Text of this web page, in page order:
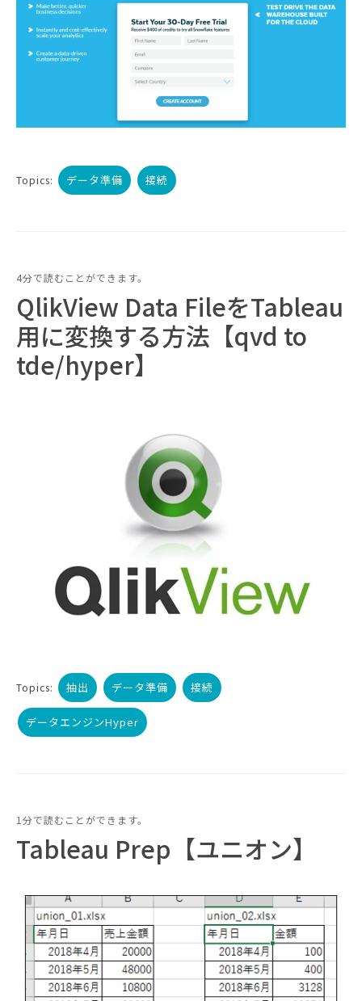
Topics: データ準備 接続
4分で読むことができます。
QlikView Data FileをTableau
用に変換する方法【qvd to
tde/hyper】
Topics: 抽出 データ準備 接続
データエンジンHyper
1分で読むことができます。
Tableau Prep【ユニオン】